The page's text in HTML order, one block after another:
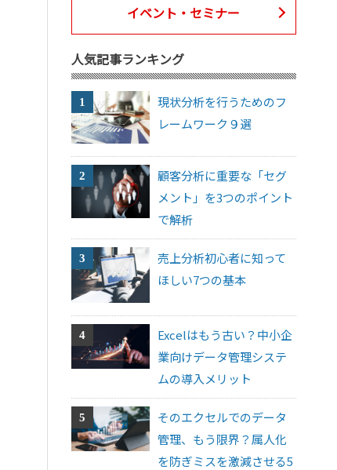
イベント・セミナー
人気記事ランキング
現状分析を行うためのフ
レームワーク９選
顧客分析に重要な「セグ
メント」を3つのポイント
で解析
売上分析初心者に知って
ほしい7つの基本
Excelはもう古い？中小企
業向けデータ管理システ
ムの導入メリット
そのエクセルでのデータ
管理、もう限界？属人化
を防ぎミスを激減させる5